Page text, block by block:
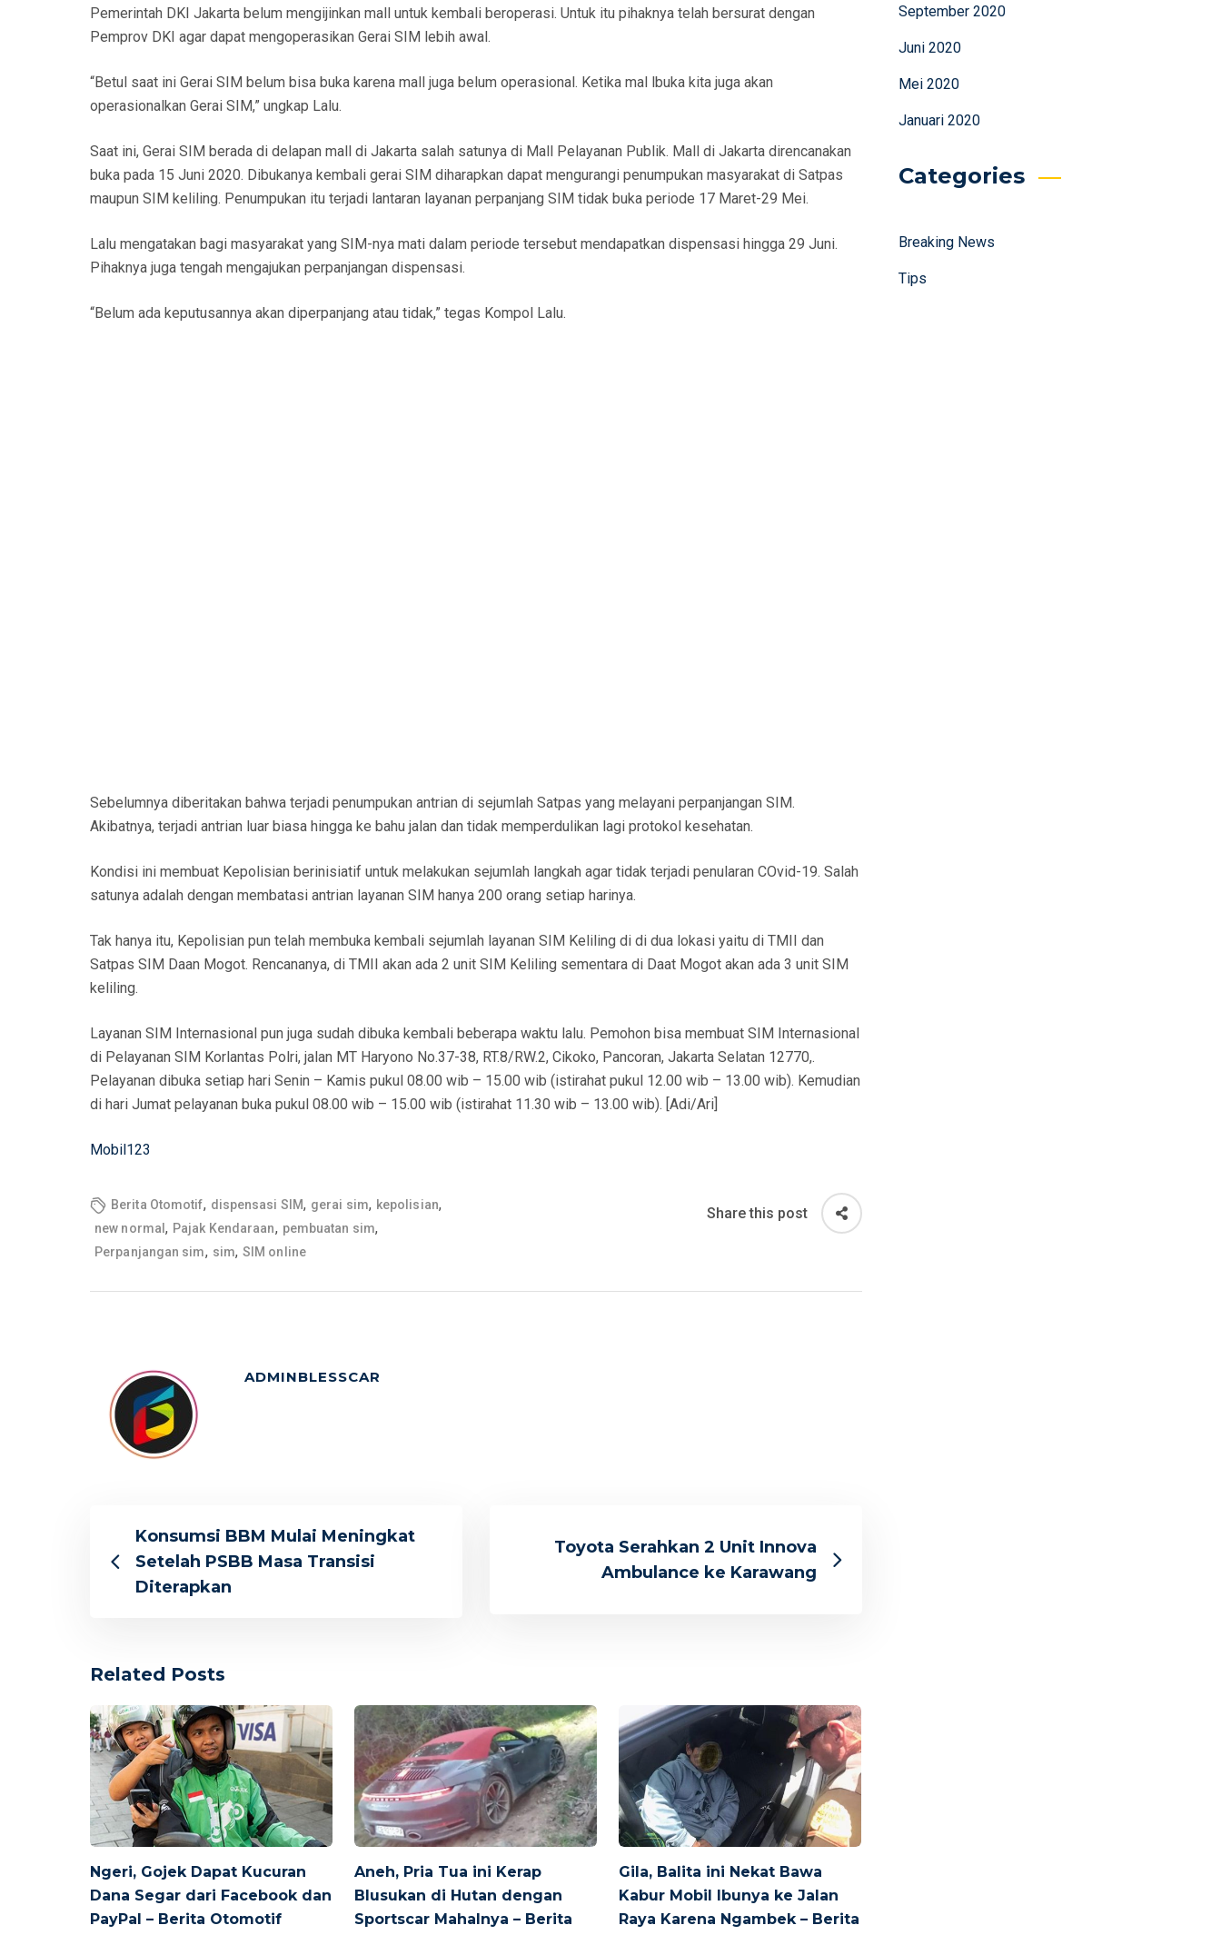
Pemerintah DKI Jakarta belum mengijinkan mall untuk kembali beroperasi. Untuk itu pihaknya telah bersurat dengan
Pemprov DKI agar dapat mengoperasikan Gerai SIM lebih awal.
“Betul saat ini Gerai SIM belum bisa buka karena mall juga belum operasional. Ketika mal lbuka kita juga akan
operasionalkan Gerai SIM,” ungkap Lalu.
Saat ini, Gerai SIM berada di delapan mall di Jakarta salah satunya di Mall Pelayanan Publik. Mall di Jakarta direncanakan
buka pada 15 Juni 2020. Dibukanya kembali gerai SIM diharapkan dapat mengurangi penumpukan masyarakat di Satpas
maupun SIM keliling. Penumpukan itu terjadi lantaran layanan perpanjang SIM tidak buka periode 17 Maret-29 Mei.
Lalu mengatakan bagi masyarakat yang SIM-nya mati dalam periode tersebut mendapatkan dispensasi hingga 29 Juni.
Pihaknya juga tengah mengajukan perpanjangan dispensasi.
“Belum ada keputusannya akan diperpanjang atau tidak,” tegas Kompol Lalu.
Sebelumnya diberitakan bahwa terjadi penumpukan antrian di sejumlah Satpas yang melayani perpanjangan SIM.
Akibatnya, terjadi antrian luar biasa hingga ke bahu jalan dan tidak memperdulikan lagi protokol kesehatan.
Kondisi ini membuat Kepolisian berinisiatif untuk melakukan sejumlah langkah agar tidak terjadi penularan COvid-19. Salah
satunya adalah dengan membatasi antrian layanan SIM hanya 200 orang setiap harinya.
Tak hanya itu, Kepolisian pun telah membuka kembali sejumlah layanan SIM Keliling di di dua lokasi yaitu di TMII dan
Satpas SIM Daan Mogot. Rencananya, di TMII akan ada 2 unit SIM Keliling sementara di Daat Mogot akan ada 3 unit SIM
keliling.
Layanan SIM Internasional pun juga sudah dibuka kembali beberapa waktu lalu. Pemohon bisa membuat SIM Internasional
di Pelayanan SIM Korlantas Polri, jalan MT Haryono No.37-38, RT.8/RW.2, Cikoko, Pancoran, Jakarta Selatan 12770,.
Pelayanan dibuka setiap hari Senin – Kamis pukul 08.00 wib – 15.00 wib (istirahat pukul 12.00 wib – 13.00 wib). Kemudian
di hari Jumat pelayanan buka pukul 08.00 wib – 15.00 wib (istirahat 11.30 wib – 13.00 wib). [Adi/Ari]
Mobil123
Berita Otomotif, dispensasi SIM, gerai sim, kepolisian,
new normal , Pajak Kendaraan, pembuatan sim,
Perpanjangan sim, sim, SIM online
Share this post
ADMINBLESSCAR
Konsumsi BBM Mulai Meningkat
Setelah PSBB Masa Transisi
Diterapkan
Toyota Serahkan 2 Unit Innova
Ambulance ke Karawang
Related Posts
Ngeri, Gojek Dapat Kucuran
Dana Segar dari Facebook dan
PayPal – Berita Otomotif
Aneh, Pria Tua ini Kerap
Blusukan di Hutan dengan
Sportscar Mahalnya – Berita
Gila, Balita ini Nekat Bawa
Kabur Mobil Ibunya ke Jalan
Raya Karena Ngambek – Berita
September 2020
Juni 2020
Mei 2020
Januari 2020
Categories
Breaking News
Tips